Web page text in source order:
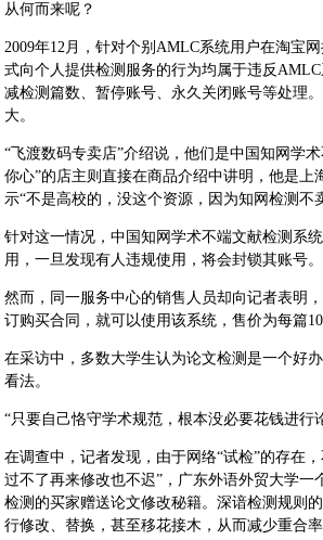
从何而来呢？
2009年12月，针对个别AMLC系统用户在淘宝
式向个人提供检测服务的行为均属于违反
减检测篇数、暂停账号、永久关闭账号等处理
大。
“飞渡数码专卖店”介绍说，他们是中国知网学
你心”的店主则直接在商品介绍中讲明，他是
示“不是高校的，没这个资源，因为知网检测不
针对这一情况，中国知网学术不端文献检测系
用，一旦发现有人违规使用，将会封锁其账号。
然而，同一服务中心的销售人员却向记者表明
订购买合同，就可以使用该系统，售价为每篇
在采访中，多数大学生认为论文检测是一个好
看法。
“只要自己恪守学术规范，根本没必要花钱进行
在调查中，记者发现，由于网络“试检”的存在
过不了再来修改也不迟”，广东外语外贸大学
检测的买家赠送论文修改秘籍。深谙检测规则
行修改、替换，甚至移花接木，从而减少重合